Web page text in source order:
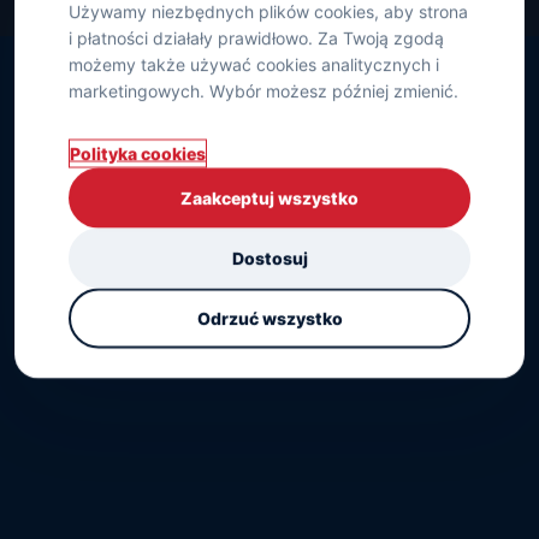
Używamy niezbędnych plików cookies, aby strona
i płatności działały prawidłowo. Za Twoją zgodą
możemy także używać cookies analitycznych i
marketingowych. Wybór możesz później zmienić.
Polityka cookies
Dostosuj
Odrzuć wszystko
Zaakceptuj wszystko